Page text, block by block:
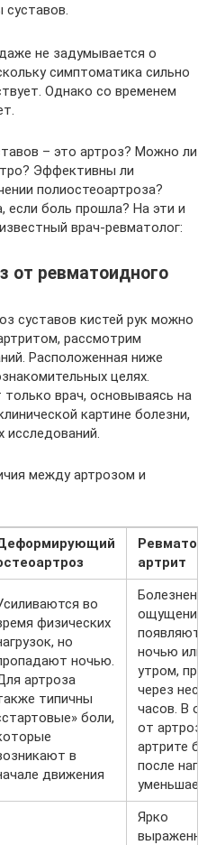
не задумывается о
симптоматика сильно
Однако со временем
– это артроз? Можно ли
Эффективны ли
полиостеоартроза?
если боль прошла? На эти и
врач-ревматолог:
от ревматоидного
суставов кистей рук можно
рассмотрим
Расположенная ниже
целях.
врач, основываясь на
картине болезни,
исследований.
между артрозом и
артрит
во
физических
но
ночью.
артроза
типичны
боли,
в
движения
ощущения
появляются
ночью или
утром,
через
часов. В
от артроза,
артрите
после
Ярко
выраженная